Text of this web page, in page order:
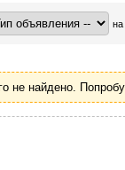
на
не найдено.